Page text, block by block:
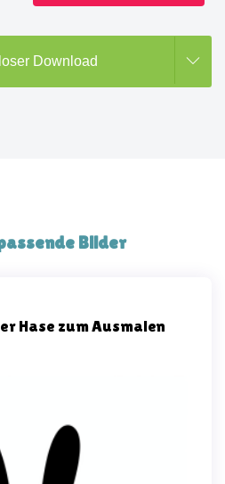
Download
Bilder
Hase zum Ausmalen